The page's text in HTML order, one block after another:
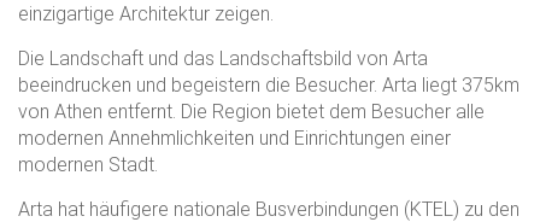
einzigartige Architektur zeigen.
Die Landschaft und das Landschaftsbild von Arta
beeindrucken und begeistern die Besucher. Arta liegt 375km
von Athen entfernt. Die Region bietet dem Besucher alle
modernen Annehmlichkeiten und Einrichtungen einer
modernen Stadt.
Arta hat häufigere nationale Busverbindungen (KTEL) zu den